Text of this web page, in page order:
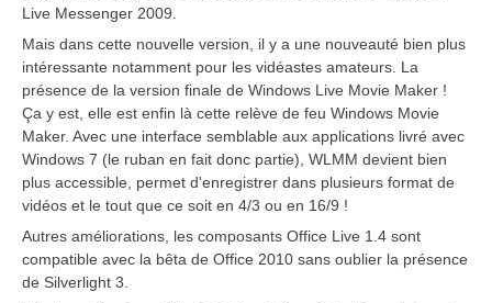
Live Messenger 2009.
Mais dans cette nouvelle version, il y a une nouveauté bien plus
intéressante notamment pour les vidéastes amateurs. La
présence de la version finale de Windows Live Movie Maker !
Ça y est, elle est enfin là cette relève de feu Windows Movie
Maker. Avec une interface semblable aux applications livré avec
Windows 7 (le ruban en fait donc partie), WLMM devient bien
plus accessible, permet d'enregistrer dans plusieurs format de
vidéos et le tout que ce soit en 4/3 ou en 16/9 !
Autres améliorations, les composants Office Live 1.4 sont
compatible avec la bêta de Office 2010 sans oublier la présence
de Silverlight 3.